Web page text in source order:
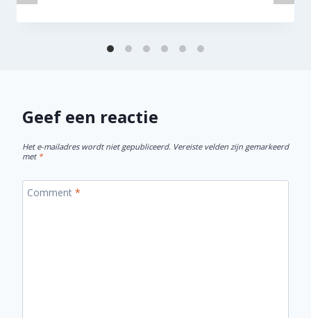
Geef een reactie
Het e-mailadres wordt niet gepubliceerd. Vereiste velden zijn gemarkeerd
met *
Comment *